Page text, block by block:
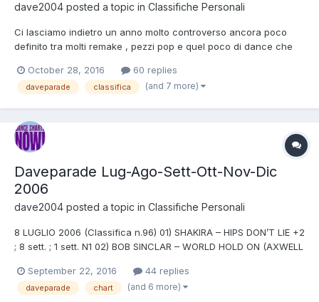
dave2004 posted a topic in Classifiche Personali
Ci lasciamo indietro un anno molto controverso ancora poco
definito tra molti remake , pezzi pop e quel poco di dance che
portato ben due canzoni alla numero uno , in un clima di vacche
magre era piuttosto prevedibile bissare due volte il s...
October 28, 2016 60 replies
daveparade classifica (and 7 more)
Daveparade Lug-Ago-Sett-Ott-Nov-Dic
2006
dave2004 posted a topic in Classifiche Personali
8 LUGLIO 2006 (Classifica n.96) 01) SHAKIRA – HIPS DON’T LIE +2
; 8 sett. ; 1 sett. N1 02) BOB SINCLAR – WORLD HOLD ON (AXWELL
; 9 sett. 04) GNARLS BARKLEY – CRAZY +2 ; 7 sett. 05) CHICANE
FEAT. TOM JONES – STONED TO LOVE =...
September 22, 2016 44 replies
daveparade chart (and 6 more)